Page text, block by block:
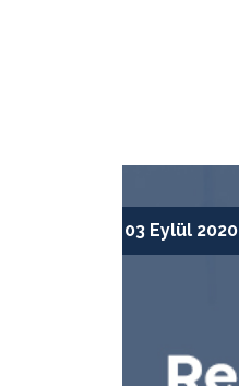
03 Eylül 2020